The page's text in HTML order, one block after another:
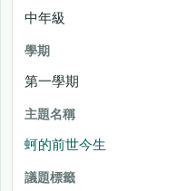
主題名稱
議
題
籤
中年級
第一學期
蚵的前世今生